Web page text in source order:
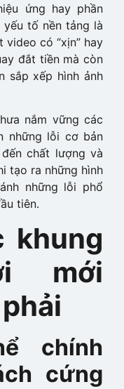
ứng hay phần
tố nền tảng là
có “xịn” hay
đắt tiền mà còn
sắp xếp hình ảnh
nắm vững các
những lỗi cơ bản
chất lượng và
tạo ra những hình
những lỗi phổ
tiên.
khung
mới
chính
cứng